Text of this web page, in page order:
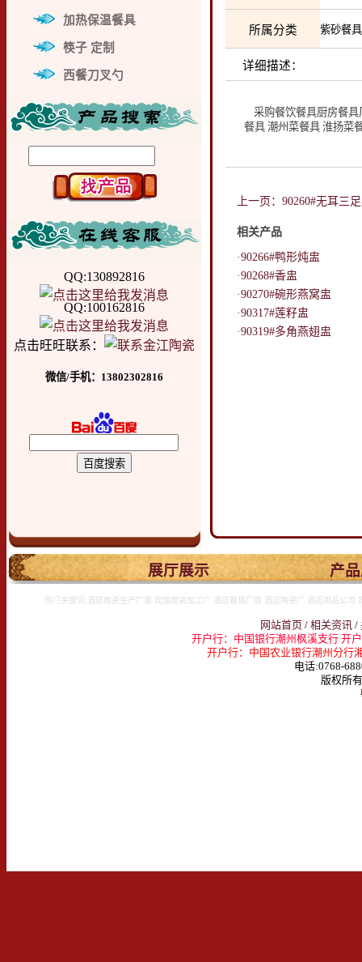
加热保温餐具
筷子 定制
西餐刀叉勺
QQ:130892816
QQ:100162816
点击旺旺联系：
微信/手机：13802302816
所属分类 紫砂餐
详细描述：
采购餐饮餐具厨房餐具
餐具 潮州菜餐具 淮扬菜
上一页：90260#无耳三
相关产品
·90266#鸭形炖盅
·90268#香盅
·90270#碗形燕窝盅
·90317#莲籽盅
·90319#多角燕翅盅
. 展厅展示 产
热门关键词:酒店用瓷生产厂家 宾馆用瓷加工厂 酒店餐具厂商 酒店陶瓷厂 酒店用品公
网站首页/ 相关资讯/
开户行：中国银行潮州枫溪支行 开
开户行：中国农业银行潮州分行
电话:0768-
版权所